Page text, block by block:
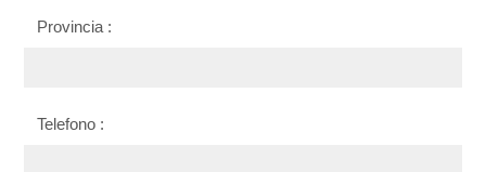
Provincia :
Telefono :